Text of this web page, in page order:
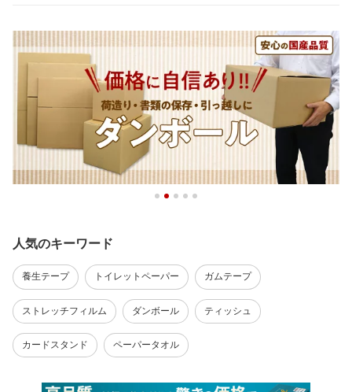
人気のキーワード
養生テープ トイレットペーパー ガムテープ
ストレッチフィルム ダンボール ティッシュ
カードスタンド ペーパータオル